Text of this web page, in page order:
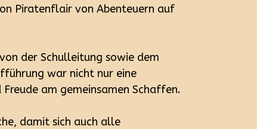
Piratenflair von Abenteuern auf
der Schulleitung sowie dem
war nicht nur eine
am gemeinsamen Schaffen.
damit sich auch alle